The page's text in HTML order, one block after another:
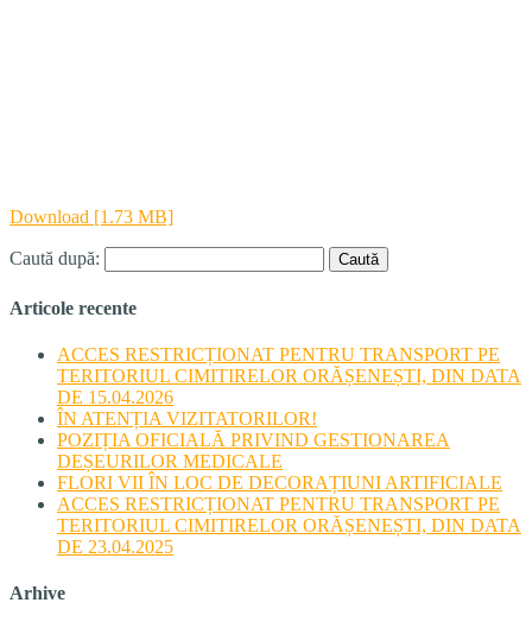
Download [1.73 MB]
Caută după:
Articole recente
ACCES RESTRICȚIONAT PENTRU TRANSPORT PE
TERITORIUL CIMITIRELOR ORĂȘENEȘTI, DIN DATA
DE 15.04.2026
ÎN ATENȚIA VIZITATORILOR!
POZIȚIA OFICIALĂ PRIVIND GESTIONAREA
DEȘEURILOR MEDICALE
FLORI VII ÎN LOC DE DECORAȚIUNI ARTIFICIALE
ACCES RESTRICȚIONAT PENTRU TRANSPORT PE
TERITORIUL CIMITIRELOR ORĂȘENEȘTI, DIN DATA
DE 23.04.2025
Arhive